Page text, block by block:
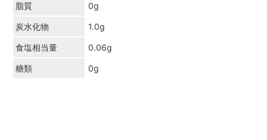
脂質 0g
炭水化物 1.0g
食塩相当量 0.06g
糖類 0g